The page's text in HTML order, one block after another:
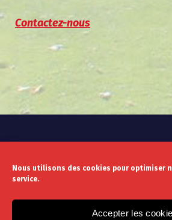
Nous utilisons des cookies pour optimiser
service.
Accepter les
Contactez-nous
Mentions légales
Politique de confidentialité